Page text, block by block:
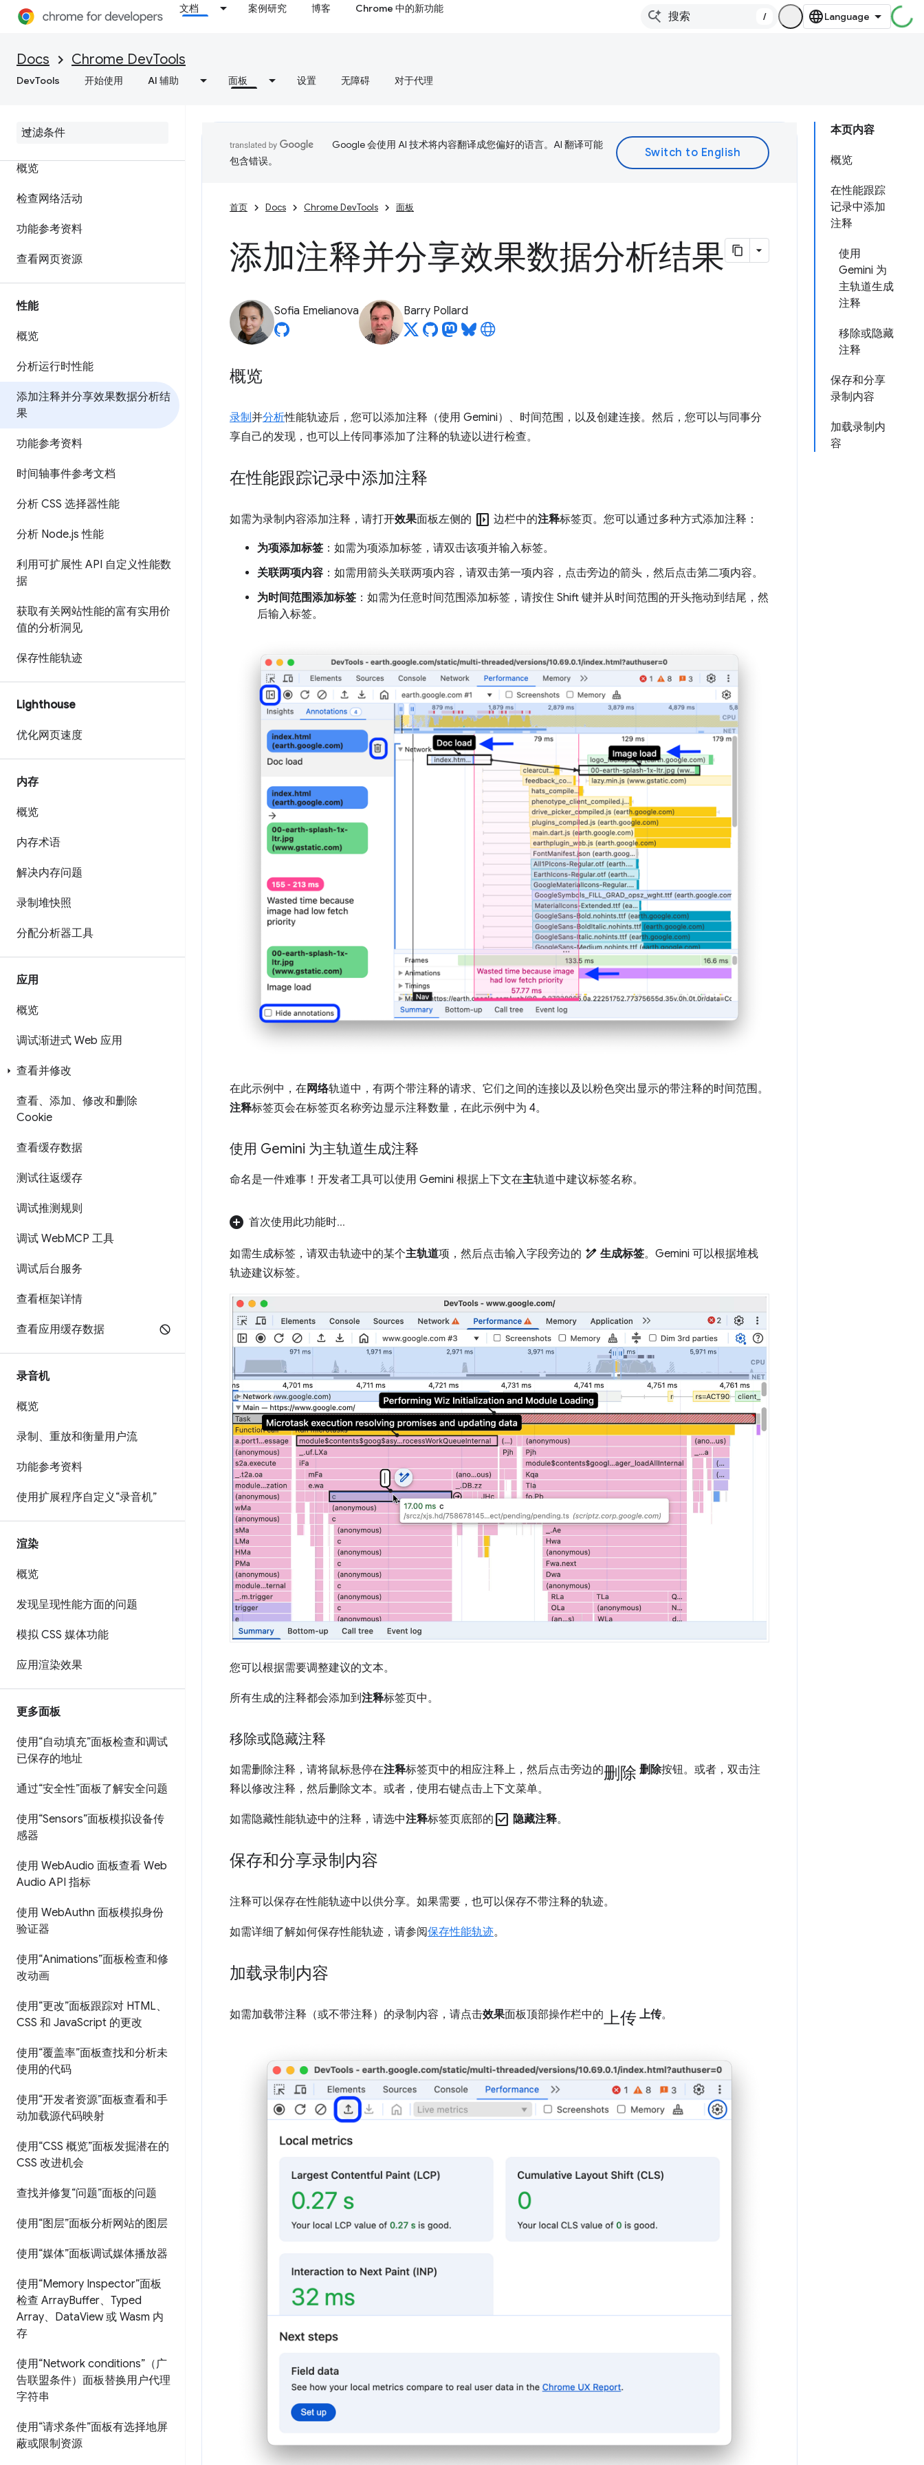
文档 案例研究 博客 Chrome 中的新功能
/
Docs Chrome DevTools
DevTools 开始使用 AI 辅助 面板 设置 无障碍 对于代理
在本地替换 Web 内容和 HTTP
JavaScript 调试参考文档
网络
概览
检查网络活动
功能参考资料
查看网页资源
性能
概览
分析运行时性能
添加注释并分享效果数据分析结
果
功能参考资料
时间轴事件参考文档
分析 CSS 选择器性能
分析 Node.js 性能
利用可扩展性 API 自定义性能数
据
获取有关网站性能的富有实用价
值的分析洞见
保存性能轨迹
Lighthouse
优化网页速度
内存
概览
内存术语
解决内存问题
录制堆快照
分配分析器工具
应用
概览
调试渐进式 Web 应用
查看并修改
查看、添加、修改和删除
Cookie
查看缓存数据
测试往返缓存
调试推测规则
调试 WebMCP 工具
调试后台服务
查看框架详情
查看应用缓存数据
录音机
概览
录制、重放和衡量用户流
功能参考资料
使用扩展程序自定义“录音机”
渲染
概览
发现呈现性能方面的问题
模拟 CSS 媒体功能
应用渲染效果
更多面板
使用“自动填充”面板检查和调试
已保存的地址
通过“安全性”面板了解安全问题
使用“Sensors”面板模拟设备传
感器
使用 WebAudio 面板查看 Web
Audio API 指标
使用 WebAuthn 面板模拟身份
验证器
使用“Animations”面板检查和修
改动画
使用“更改”面板跟踪对 HTML、
CSS 和 JavaScript 的更改
使用“覆盖率”面板查找和分析未
使用的代码
使用“开发者资源”面板查看和手
动加载源代码映射
使用“CSS 概览”面板发掘潜在的
CSS 改进机会
查找并修复“问题”面板的问题
使用“图层”面板分析网站的图层
使用“媒体”面板调试媒体播放器
使用“Memory Inspector”面板
检查 ArrayBuffer、Typed
Array、DataView 或 Wasm 内
存
使用“Network conditions”（广
告联盟条件）面板替换用户代理
字符串
使用“请求条件”面板有选择地屏
蔽或限制资源
本页内容
概览
在性能跟踪
记录中添加
注释
使用
Gemini 为
主轨道生成
注释
移除或隐藏
注释
保存和分享
录制内容
加载录制内
容
Google 会使用 AI 技术将内容翻译成您偏好的语言。AI 翻译可能
包含错误。
首页 Docs Chrome DevTools 面板
添加注释并分享效果数据分析结果
Sofia Emelianova Barry Pollard
概览
录制并分析性能轨迹后，您可以添加注释（使用 Gemini）、时间范围，以及创建连接。然后，您可以与同事分
享自己的发现，也可以上传同事添加了注释的轨迹以进行检查。
在性能跟踪记录中添加注释
如需为录制内容添加注释，请打开效果面板左侧的 left_panel_open 边栏中的注释标签页。您可以通过多种方式添加注释：
为项添加标签 ：如需为项添加标签，请双击该项并输入标签。
关联两项内容 ：如需用箭头关联两项内容，请双击第一项内容，点击旁边的箭头，然后点击第二项内容。
为时间范围添加标签 ：如需为任意时间范围添加标签，请按住 Shift 键并从时间范围的开头拖动到结尾，然
后输入标签。
在此示例中，在 网络轨道中，有两个带注释的请求、它们之间的连接以及以粉色突出显示的带注释的时间范围。
注释标签页会在标签页名称旁边显示注释数量，在此示例中为 4。
使用 Gemini 为主轨道生成注释
命名是一件难事！开发者工具可以使用 Gemini 根据上下文在主轨道中建议标签名称。
首次使用此功能时...
如需生成标签，请双击轨迹中的某个主轨道项，然后点击输入字段旁边的 生成标签。Gemini 可以根据堆栈
轨迹建议标签。
您可以根据需要调整建议的文本。
所有生成的注释都会添加到注释标签页中。
移除或隐藏注释
如需删除注释，请将鼠标悬停在注释标签页中的相应注释上，然后点击旁边的删除 删除按钮。或者，双击注
释以修改注释，然后删除文本。或者，使用右键点击上下文菜单。
如需隐藏性能轨迹中的注释，请选中注释标签页底部的 check_box 隐藏注释。
保存和分享录制内容
注释可以保存在性能轨迹中以供分享。如果需要，也可以保存不带注释的轨迹。
如需详细了解如何保存性能轨迹，请参阅保存性能轨迹。
加载录制内容
如需加载带注释（或不带注释）的录制内容，请点击效果面板顶部操作栏中的 上传 上传。